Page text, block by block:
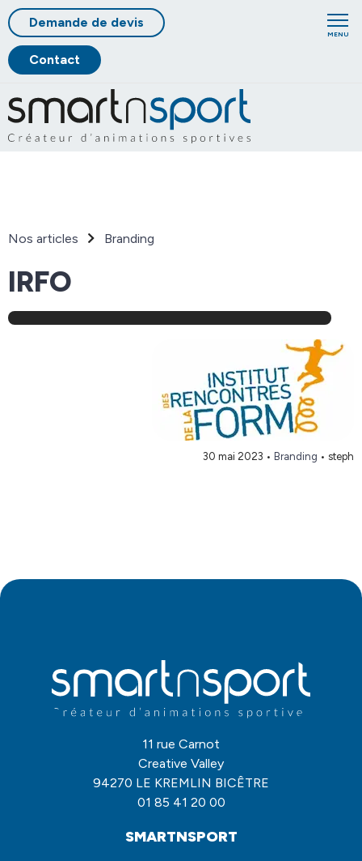
Demande de devis
Contact
MENU
Nos articles Branding
IRFO
30 mai 2023 • Branding • steph
11 rue Carnot
Creative Valley
94270 LE KREMLIN BICÊTRE
01 85 41 20 00
SMARTNSPORT